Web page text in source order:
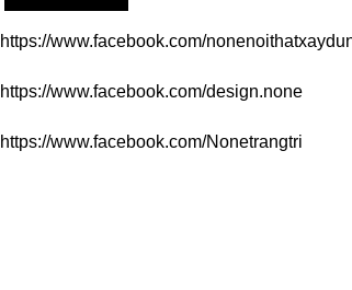
https://www.facebook.com/
https://www.facebook.com/design.none
https://www.facebook.com/Nonetrangtri